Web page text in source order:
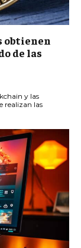
obtienen
de las
y las
realizan las